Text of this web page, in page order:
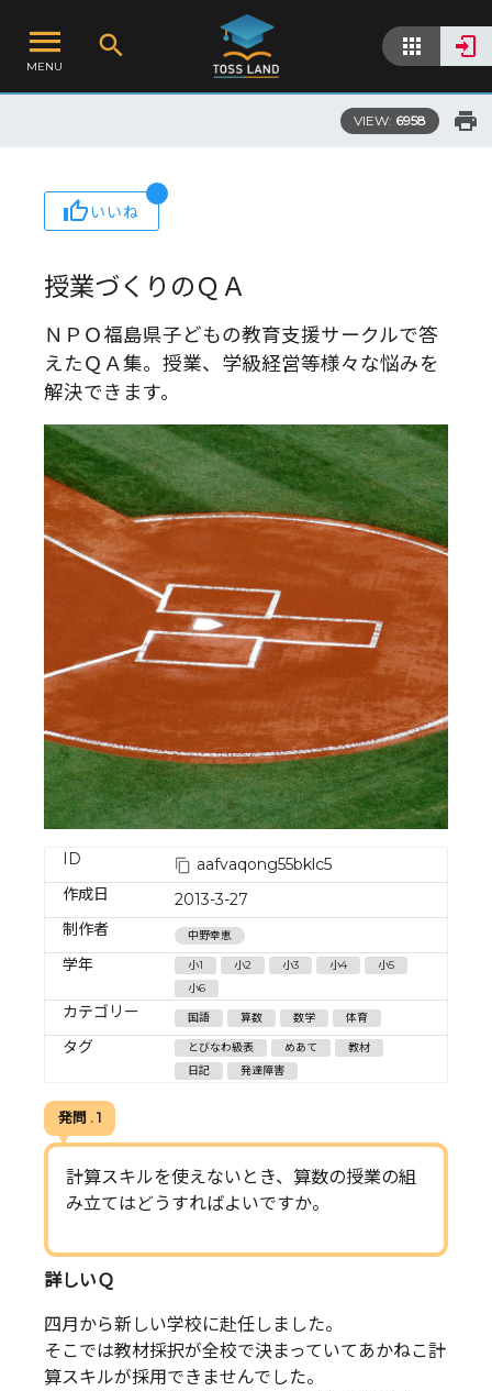
MENU
VIEW: 6958
いいね
授業づくりのＱＡ
ＮＰＯ福島県子どもの教育支援サークルで答
えたＱＡ集。授業、学級経営等様々な悩みを
解決できます。
ID
aafvaqong55bklc5
作成日
2013-3-27
制作者
中野幸恵
学年 小1 小2 小3 小4
小5
小6
カテゴリー 国語 算数 数学 体育
タグ とびなわ級表 めあて
教材
日記
発達障害
発問 . 1
計算スキルを使えないとき、算数の授業の組
み立てはどうすればよいですか。
詳しいＱ
四月から新しい学校に赴任しました。
そこでは教材採択が全校で決まっていてあかねこ計
算スキルが採用できませんでした。